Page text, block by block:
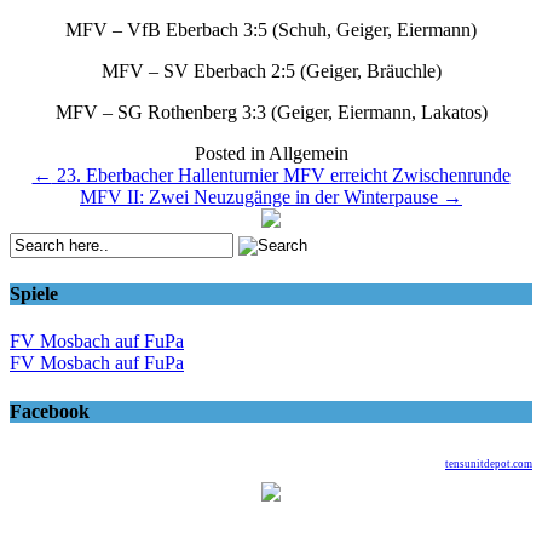
MFV – VfB Eberbach 3:5 (Schuh, Geiger, Eiermann)
MFV – SV Eberbach 2:5 (Geiger, Bräuchle)
MFV – SG Rothenberg 3:3 (Geiger, Eiermann, Lakatos)
Posted in Allgemein
Post
navigation
← 23. Eberbacher Hallenturnier MFV erreicht Zwischenrunde
MFV II: Zwei Neuzugänge in der Winterpause →
Spiele
FV Mosbach auf FuPa
FV Mosbach auf FuPa
Facebook
tensunitdepot.com